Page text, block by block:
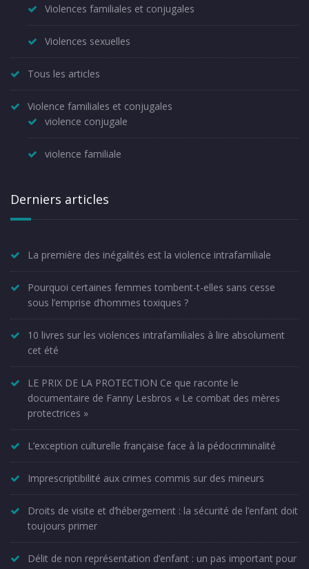
Violences familiales et conjugales
Violences sexuelles
Tous les articles
Violence familiales et conjugales
violence conjugale
violence familiale
Derniers articles
La première des inégalités est la violence intrafamiliale
Pourquoi certaines femmes tombent-t-elles sans cesse
sous l’emprise d’hommes toxiques ?
10 livres sur les violences intrafamiliales à lire absolument
cet été
LE PRIX DE LA PROTECTION Ce que raconte le
documentaire de Fanny Lesbros « Le combat des mères
protectrices »
L’exception culturelle française face à la pédocriminalité
Imprescriptibilité aux crimes commis sur des mineurs
Droits de visite et d’hébergement : la sécurité de l’enfant doit
toujours primer
Délit de non représentation d’enfant : un pas important pour